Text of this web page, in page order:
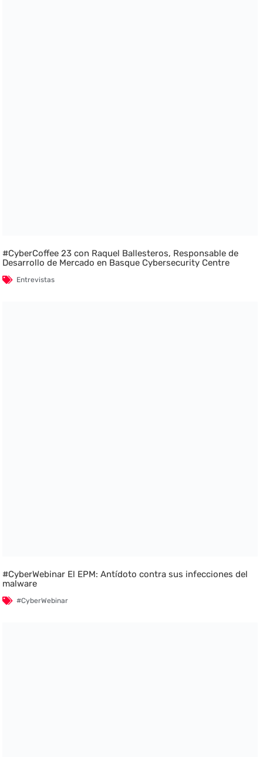
#CyberCoffee 23 con Raquel Ballesteros, Responsable de
Desarrollo de Mercado en Basque Cybersecurity Centre
Entrevistas
#CyberWebinar El EPM: Antídoto contra sus infecciones del
malware
#CyberWebinar